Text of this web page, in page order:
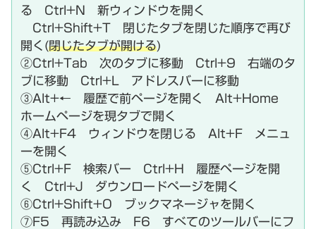
る Ctrl+N 新ウィンドウを開く
Ctrl+Shift+T 閉じたタブを閉じた順序で再び
開く(閉じたタブが開ける)
②Ctrl+Tab 次のタブに移動 Ctrl+9 右端のタ
ブに移動 Ctrl+L アドレスバーに移動
③Alt+← 履歴で前ページを開く Alt+Home
ホームページを現タブで開く
④Alt+F4 ウィンドウを閉じる Alt+F メニュ
ーを開く
⑤Ctrl+F 検索バー Ctrl+H 履歴ページを開
く Ctrl+J ダウンロードページを開く
⑥Ctrl+Shift+O ブックマネージャを開く
⑦F5 再読み込み F6 すべてのツールバーにフ